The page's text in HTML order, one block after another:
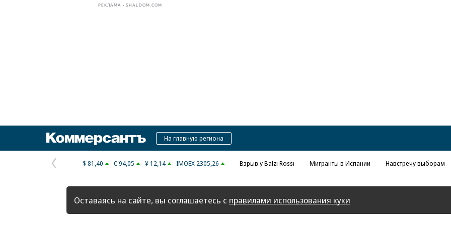
РЕКЛАМА • SHALDOM.COM
КоммерсантъНа главную региона
Предыдущая
страница
$ 81,40 € 94,05 ¥ 12,14 IMOEX 2305,26 Взрыв у Balzi Rossi Мигранты в Испании Навстречу выборам
Оставаясь на сайте, вы соглашаетесь с правилами использования куки